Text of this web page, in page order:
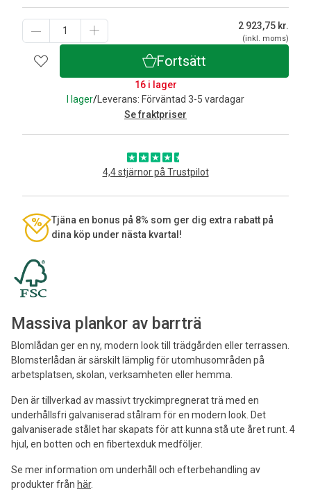
Massiva plankor av barrträ
Blomlådan ger en ny, modern look till trädgården eller terrassen.
Blomsterlådan är särskilt lämplig för utomhusområden på
arbetsplatsen, skolan, verksamheten eller hemma.
Den är tillverkad av massivt tryckimpregnerat trä med en
underhållsfri galvaniserad stålram för en modern look. Det
galvaniserade stålet har skapats för att kunna stå ute året runt. 4
hjul, en botten och en fibertexduk medföljer.
Se mer information om underhåll och efterbehandling av
produkter från här.
2 923,75 kr.
(inkl. moms)
Fortsätt
16 i lager
I lager/ Leverans: Förväntad 3-5 vardagar
Se fraktpriser
4,4 stjärnor på Trustpilot
Tjäna en bonus på 8% som ger dig extra rabatt på
dina köp under nästa kvartal!